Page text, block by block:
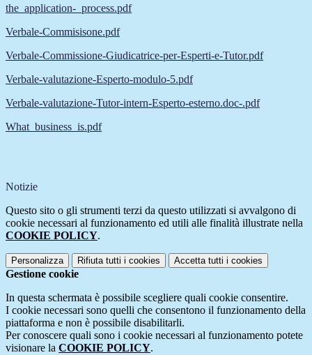
the_application-_process.pdf
Verbale-Commisisone.pdf
Verbale-Commissione-Giudicatrice-per-Esperti-e-Tutor.pdf
Verbale-valutazione-Esperto-modulo-5.pdf
Verbale-valutazione-Tutor-intern-Esperto-esterno.doc-.pdf
What_business_is.pdf
Notizie
Questo sito o gli strumenti terzi da questo utilizzati si avvalgono di
cookie necessari al funzionamento ed utili alle finalità illustrate nella
COOKIE POLICY.
Personalizza Rifiuta tutti i cookies Accetta tutti i cookies
Gestione cookie
In questa schermata è possibile scegliere quali cookie consentire.
I cookie necessari sono quelli che consentono il funzionamento della
piattaforma e non è possibile disabilitarli.
Per conoscere quali sono i cookie necessari al funzionamento potete
visionare la COOKIE POLICY.